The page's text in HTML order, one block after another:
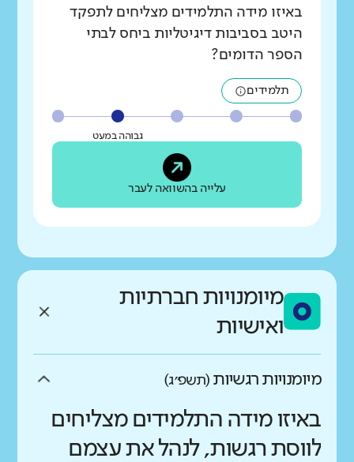
באיזו מידה התלמידים מצליחים לתפקד
היטב בסביבות דיגיטליות ביחס לבתי
הספר הדומים?
תלמידים
גבוהה במעט
עלייה בהשוואה לעבר
מיומנויות חברתיות
ואישיות
מיומנויות רגשיות (תשפ״ג)
באיזו מידה התלמידים מצליחים
לווסת רגשות, לנהל את עצמם